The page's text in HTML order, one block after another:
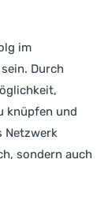
im
Durch
knüpfen und
Netzwerk
sondern auch